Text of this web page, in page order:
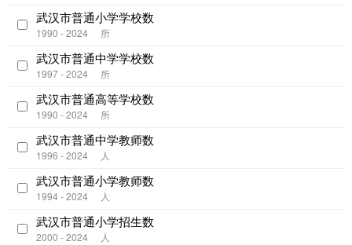
武汉市普通小学学校数
1990 - 2024 所
武汉市普通中学学校数
1997 - 2024 所
武汉市普通高等学校数
1990 - 2024 所
武汉市普通中学教师数
1996 - 2024 人
武汉市普通小学教师数
1994 - 2024 人
武汉市普通小学招生数
2000 - 2024 人